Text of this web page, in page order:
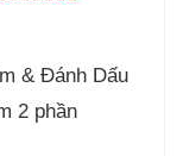
& Đánh Dấu
2 phần